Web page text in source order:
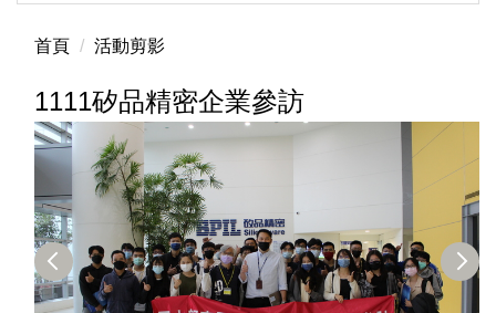
首頁 活動剪影
1111矽品精密企業參訪